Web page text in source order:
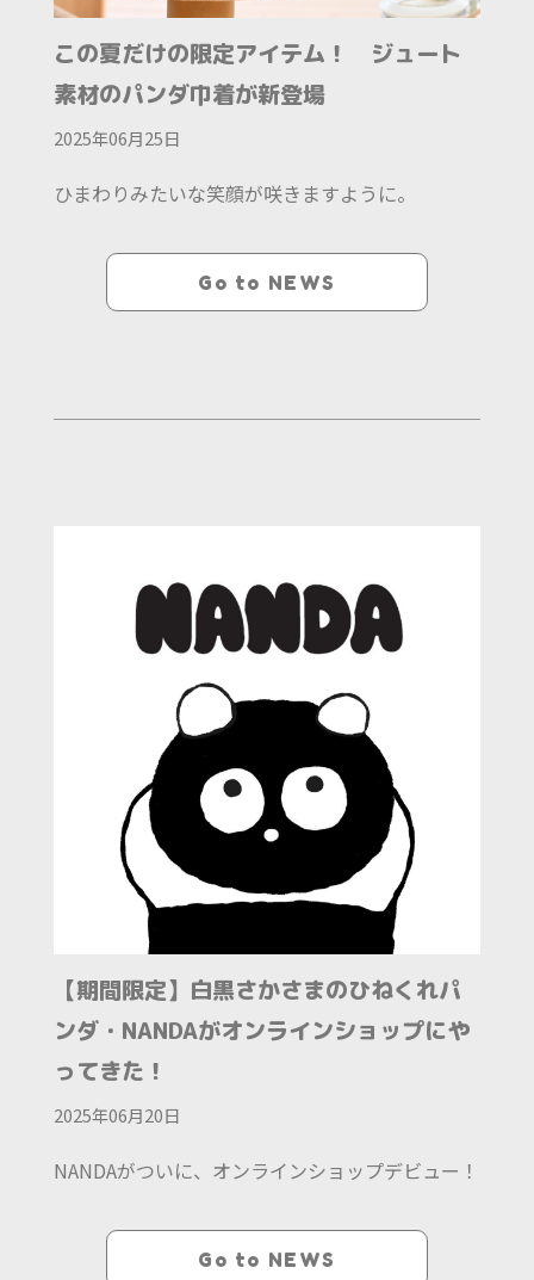
この夏だけの限定アイテム！ ジュート
素材のパンダ巾着が新登場
2025年06月25日
ひまわりみたいな笑顔が咲きますように。
Go to NEWS
【期間限定】白黒さかさまのひねくれパ
ンダ・NANDAがオンラインショップにや
ってきた！
2025年06月20日
NANDAがついに、オンラインショップデビュー！
Go to NEWS